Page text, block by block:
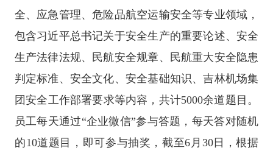
全、应急管理、危险品航空运输安全等专业领域，
包含习近平总书记关于安全生产的重要论述、安全
生产法律法规、民航安全规章、民航重大安全隐患
判定标准、安全文化、安全基础知识、吉林机场集
团安全工作部署要求等内容，共计5000余道题目。
员工每天通过“企业微信”参与答题，每天答对随机
的10道题目，即可参与抽奖，截至6月30日，根据